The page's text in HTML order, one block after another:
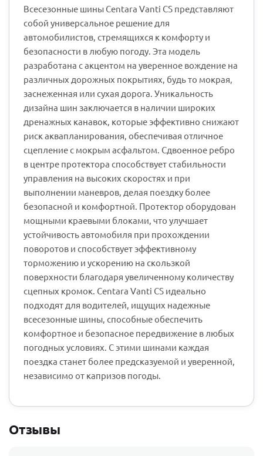
Всесезонные шины Centara Vanti CS представляют
собой универсальное решение для
автомобилистов, стремящихся к комфорту и
безопасности в любую погоду. Эта модель
разработана с акцентом на уверенное вождение на
различных дорожных покрытиях, будь то мокрая,
заснеженная или сухая дорога. Уникальность
дизайна шин заключается в наличии широких
дренажных канавок, которые эффективно снижают
риск аквапланирования, обеспечивая отличное
сцепление с мокрым асфальтом. Сдвоенное ребро
в центре протектора способствует стабильности
управления на высоких скоростях и при
выполнении маневров, делая поездку более
безопасной и комфортной. Протектор оборудован
мощными краевыми блоками, что улучшает
устойчивость автомобиля при прохождении
поворотов и способствует эффективному
торможению и ускорению на скользкой
поверхности благодаря увеличенному количеству
сцепных кромок. Centara Vanti CS идеально
подходят для водителей, ищущих надежные
всесезонные шины, способные обеспечить
комфортное и безопасное передвижение в любых
погодных условиях. С этими шинами каждая
поездка станет более предсказуемой и уверенной,
независимо от капризов погоды.
Отзывы